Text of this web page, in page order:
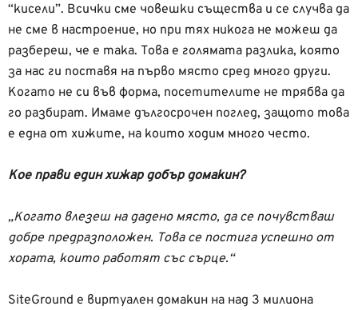
“кисели”. Всички сме човешки същества и се случва да
не сме в настроение, но при тях никога не можеш да
разбереш, че е така. Това е голямата разлика, която
за нас ги поставя на първо място сред много други.
Когато не си във форма, посетителите не трябва да
го разбират. Имаме дългосрочен поглед, защото това
е една от хижите, на които ходим много често.
Кое прави един хижар добър домакин?
„Когато влезеш на дадено място, да се почувстваш
добре предразположен. Това се постига успешно от
хората, които работят със сърце.“
SiteGround e виртуален домакин на над 3 милиона